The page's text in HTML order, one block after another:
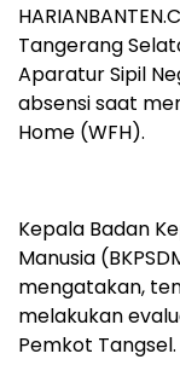
Tangerang
Aparatur Sipil
absensi saat
Home (WFH).
Kepala Badan
Manusia
mengatakan,
melakukan
Pemkot Tangsel.